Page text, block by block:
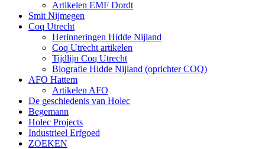
Artikelen EMF Dordt
Smit Nijmegen
Coq Utrecht
Herinneringen Hidde Nijland
Coq Utrecht artikelen
Tijdlijn Coq Utrecht
Biografie Hidde Nijland (oprichter COQ)
AFO Hattem
Artikelen AFO
De geschiedenis van Holec
Begemann
Holec Projects
Industrieel Erfgoed
ZOEKEN